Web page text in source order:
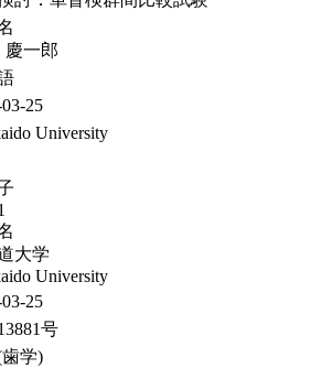
慶一郎
25
University
大学
University
25
号
学)